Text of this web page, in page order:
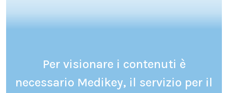
Per visionare i contenuti è
necessario Medikey, il servizio per il